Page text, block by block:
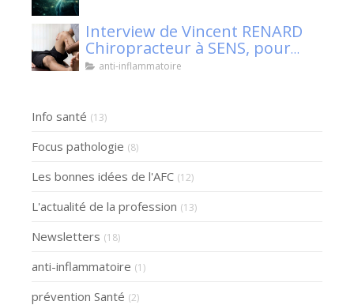
Interview de Vincent RENARD
Chiropracteur à SENS, pour
Klaser.
anti-inflammatoire
Info santé (13)
Focus pathologie (8)
Les bonnes idées de l'AFC (12)
L'actualité de la profession (13)
Newsletters (18)
anti-inflammatoire (1)
prévention Santé (2)